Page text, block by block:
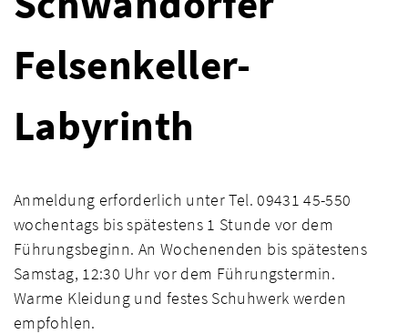
Felsenkeller-
Labyrinth
Anmeldung erforderlich unter Tel. 09431 45-550
wochentags bis spätestens 1 Stunde vor dem
Führungsbeginn. An Wochenenden bis spätestens
Samstag, 12:30 Uhr vor dem Führungstermin.
Warme Kleidung und festes Schuhwerk werden
empfohlen.